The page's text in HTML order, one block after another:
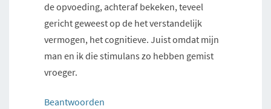
de opvoeding, achteraf bekeken, teveel
gericht geweest op de het verstandelijk
vermogen, het cognitieve. Juist omdat mijn
man en ik die stimulans zo hebben gemist
vroeger.
Beantwoorden